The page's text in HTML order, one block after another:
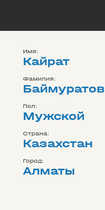
Имя:
Кайрат
Фамилия:
Баймуратов
Пол:
Мужской
Страна:
Казахстан
Город:
Алматы